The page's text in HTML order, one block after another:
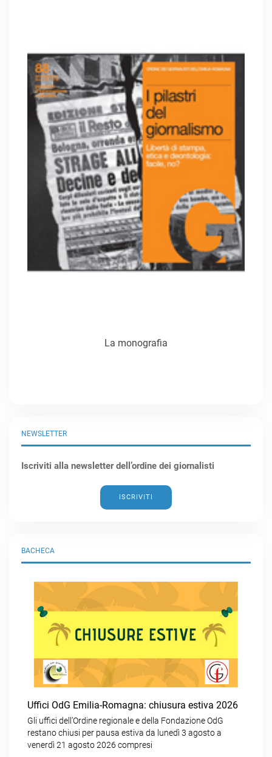
BACHECA
Uffici OdG Emilia-Romagna: chiusura estiva 2026
Gli uffici dell’Ordine regionale e della Fondazione OdG
restano chiusi per pausa estiva da lunedì 3 agosto a
venerdì 21 agosto 2026 compresi
NEWSLETTER
Iscriviti alla newsletter dell’ordine dei giornalisti
ISCRIVITI
La monografia